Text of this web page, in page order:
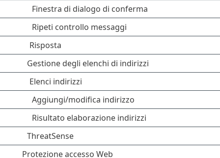
Finestra di dialogo di conferma
Ripeti controllo messaggi
Risposta
Gestione degli elenchi di indirizzi
Elenci indirizzi
Aggiungi/modifica indirizzo
Risultato elaborazione indirizzi
ThreatSense
Protezione accesso Web